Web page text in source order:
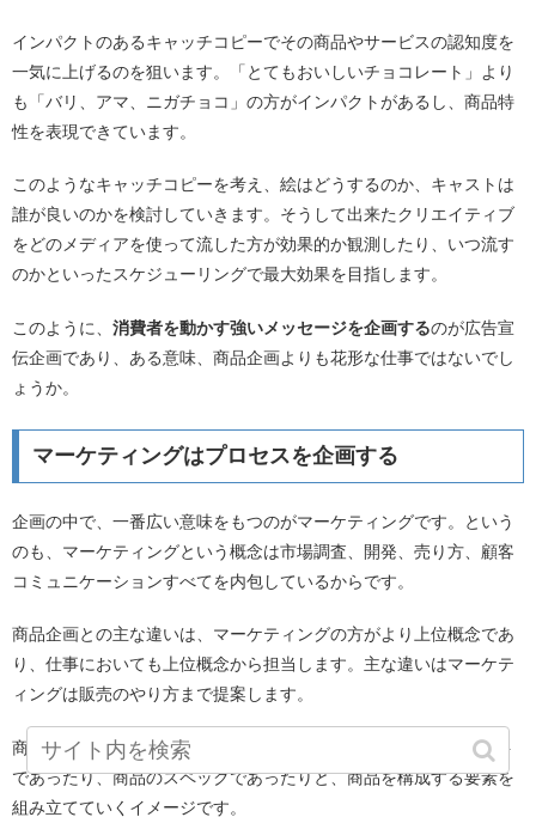
インパクトのあるキャッチコピーでその商品やサービスの認知度を
一気に上げるのを狙います。「とてもおいしいチョコレート」より
も「バリ、アマ、ニガチョコ」の方がインパクトがあるし、商品特
性を表現できています。
このようなキャッチコピーを考え、絵はどうするのか、キャストは
誰が良いのかを検討していきます。そうして出来たクリエイティブ
をどのメディアを使って流した方が効果的か観測したり、いつ流す
のかといったスケジューリングで最大効果を目指します。
このように、 消費者を動かす強いメッセージを企画するのが広告宣
伝企画であり、ある意味、商品企画よりも花形な仕事ではないでし
ょうか。
マーケティングはプロセスを企画する
企画の中で、一番広い意味をもつのがマーケティングです。という
のも、マーケティングという概念は市場調査、開発、売り方、顧客
コミュニケーションすべてを内包しているからです。
商品企画との主な違いは、マーケティングの方がより上位概念であ
り、仕事においても上位概念から担当します。主な違いはマーケテ
ィングは販売のやり方まで提案します。
商品企画はあくまで商品周りの事を企画します。商品のコンセプト
であったり、商品のスペックであったりと、商品を構成する要素を
組み立てていくイメージです。